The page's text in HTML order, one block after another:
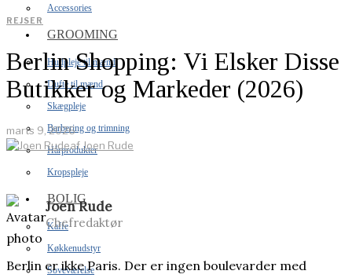
Accessories
GROOMING
Hudpleje til mænd
Dufte til mænd
Skægpleje
Barbering og trimning
Hårprodukter
Kropspleje
BOLIG
Kaffe
Køkkenudstyr
Soveværelse
REJSER
Berlin Shopping: Vi Elsker Disse
Butikker og Markeder (2026)
marts 9, 2026
afJoen Rude
Joen Rude
Chefredaktør
Berlin er ikke Paris. Der er ingen boulevarder med